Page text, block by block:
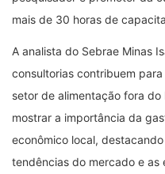
mais de 30 horas de
A analista do Sebrae Minas
consultorias contribuem
setor de alimentação fora
mostrar a importância da
econômico local,
tendências do mercado e